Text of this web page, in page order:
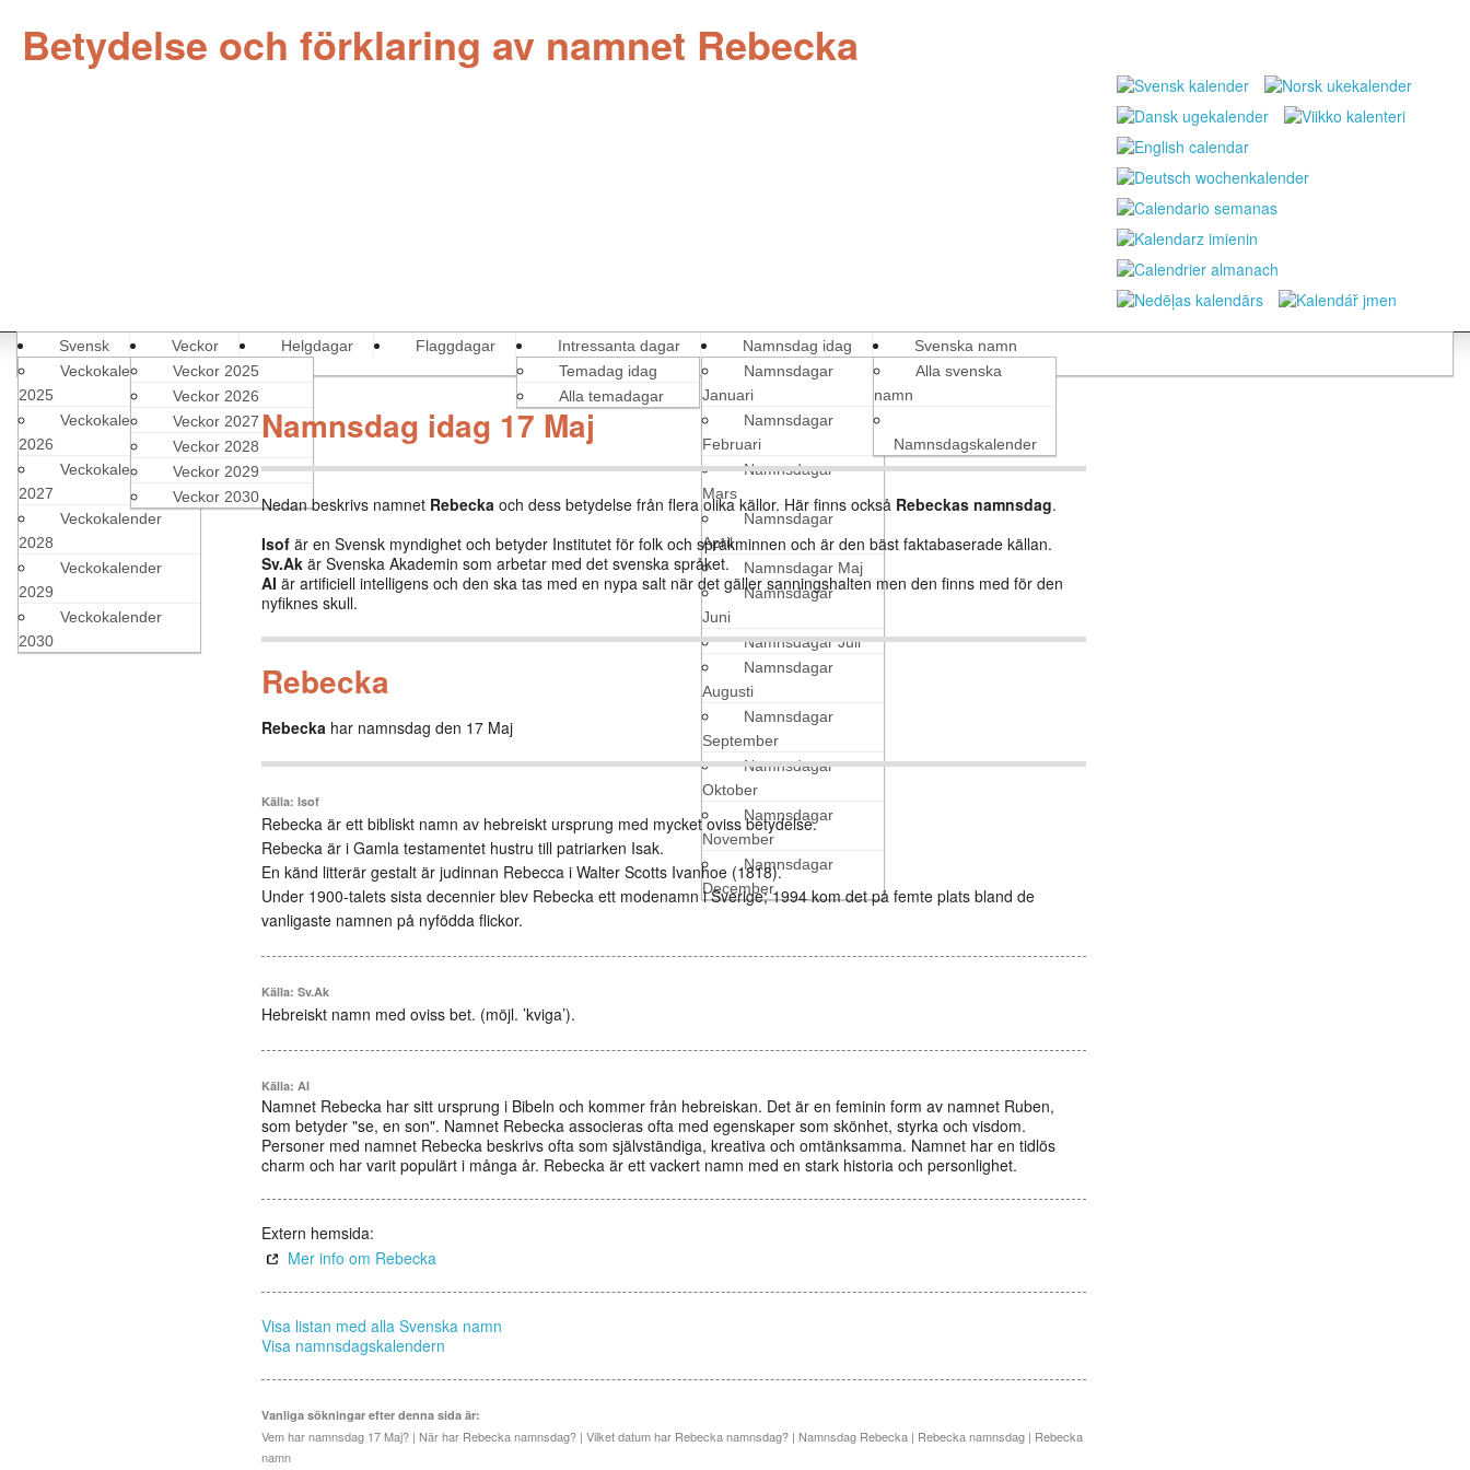
Betydelse och förklaring av namnet Rebecka
Svensk
Veckokalender
2025
Veckokalender
2026
Veckokalender
2027
Veckokalender
2028
Veckokalender
2029
Veckokalender
2030
Veckor
Veckor 2025
Veckor 2026
Veckor 2027
Veckor 2028
Veckor 2029
Veckor 2030
Helgdagar Flaggdagar
Intressanta dagar
Temadag idag
Alla temadagar
Namnsdag idag
Namnsdagar
Januari
Namnsdagar
Februari
Namnsdagar
Mars
Namnsdagar
April
Namnsdagar Maj
Namnsdagar
Juni
Namnsdagar Juli
Namnsdagar
Augusti
Namnsdagar
September
Namnsdagar
Oktober
Namnsdagar
November
Namnsdagar
December
Svenska namn
Alla svenska
namn
Namnsdagskalender
Namnsdag idag 17 Maj
Nedan beskrivs namnet Rebecka och dess betydelse från flera olika källor. Här finns också Rebeckas namnsdag.
Isof är en Svensk myndighet och betyder Institutet för folk och språkminnen och är den bäst faktabaserade källan.
Sv.Ak är Svenska Akademin som arbetar med det svenska språket.
AI är artificiell intelligens och den ska tas med en nypa salt när det gäller sanningshalten men den finns med för den
nyfiknes skull.
Rebecka
Rebecka har namnsdag den 17 Maj
Källa: Isof
Rebecka är ett bibliskt namn av hebreiskt ursprung med mycket oviss betydelse.
Rebecka är i Gamla testamentet hustru till patriarken Isak.
En känd litterär gestalt är judinnan Rebecca i Walter Scotts Ivanhoe (1818).
Under 1900-talets sista decennier blev Rebecka ett modenamn i Sverige; 1994 kom det på femte plats bland de
vanligaste namnen på nyfödda flickor.
Källa: Sv.Ak
Hebreiskt namn med oviss bet. (möjl. ’kviga’).
Källa: AI
Namnet Rebecka har sitt ursprung i Bibeln och kommer från hebreiskan. Det är en feminin form av namnet Ruben,
som betyder "se, en son". Namnet Rebecka associeras ofta med egenskaper som skönhet, styrka och visdom.
Personer med namnet Rebecka beskrivs ofta som självständiga, kreativa och omtänksamma. Namnet har en tidlös
charm och har varit populärt i många år. Rebecka är ett vackert namn med en stark historia och personlighet.
Extern hemsida:
Mer info om Rebecka
Visa listan med alla Svenska namn
Visa namnsdagskalendern
Vanliga sökningar efter denna sida är:
Vem har namnsdag 17 Maj? | När har Rebecka namnsdag? | Vilket datum har Rebecka namnsdag? | Namnsdag Rebecka | Rebecka namnsdag | Rebecka
namn